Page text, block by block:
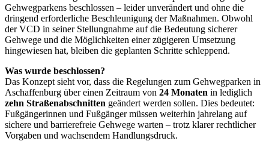
Gehwegparkens beschlossen – leider unverändert und ohne die
dringend erforderliche Beschleunigung der Maßnahmen. Obwohl
der VCD in seiner Stellungnahme auf die Bedeutung sicherer
Gehwege und die Möglichkeiten einer zügigeren Umsetzung
hingewiesen hat, bleiben die geplanten Schritte schleppend.
Was wurde beschlossen?
Das Konzept sieht vor, dass die Regelungen zum Gehwegparken in
Aschaffenburg über einen Zeitraum von 24 Monaten in lediglich
zehn Straßenabschnitten geändert werden sollen. Dies bedeutet:
Fußgängerinnen und Fußgänger müssen weiterhin jahrelang auf
sichere und barrierefreie Gehwege warten – trotz klarer rechtlicher
Vorgaben und wachsendem Handlungsdruck.